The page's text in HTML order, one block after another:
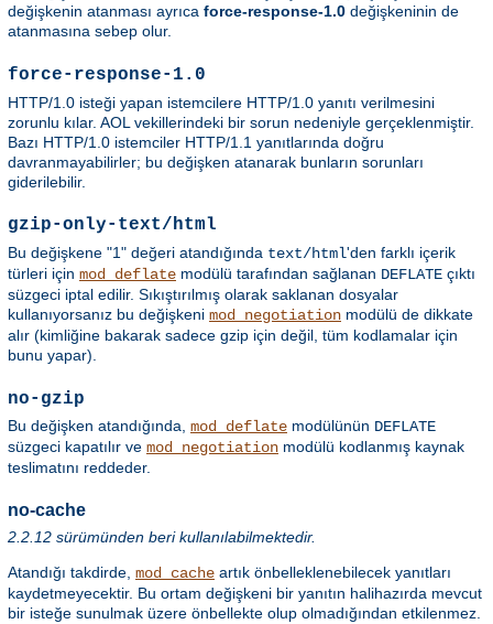
değişkenin atanması ayrıca force-response-1.0 değişkeninin de
atanmasına sebep olur.
force-response-1.0
HTTP/1.0 isteği yapan istemcilere HTTP/1.0 yanıtı verilmesini
zorunlu kılar. AOL vekillerindeki bir sorun nedeniyle gerçeklenmiştir.
Bazı HTTP/1.0 istemciler HTTP/1.1 yanıtlarında doğru
davranmayabilirler; bu değişken atanarak bunların sorunları
giderilebilir.
gzip-only-text/html
Bu değişkene "1" değeri atandığında text/html'den farklı içerik
türleri için mod_deflate modülü tarafından sağlanan DEFLATE çıktı
süzgeci iptal edilir. Sıkıştırılmış olarak saklanan dosyalar
kullanıyorsanız bu değişkeni mod_negotiation modülü de dikkate
alır (kimliğine bakarak sadece gzip için değil, tüm kodlamalar için
bunu yapar).
no-gzip
Bu değişken atandığında, mod_deflate modülünün DEFLATE
süzgeci kapatılır ve mod_negotiation modülü kodlanmış kaynak
teslimatını reddeder.
no-cache
2.2.12 sürümünden beri kullanılabilmektedir.
Atandığı takdirde, mod_cache artık önbelleklenebilecek yanıtları
kaydetmeyecektir. Bu ortam değişkeni bir yanıtın halihazırda mevcut
bir isteğe sunulmak üzere önbellekte olup olmadığından etkilenmez.